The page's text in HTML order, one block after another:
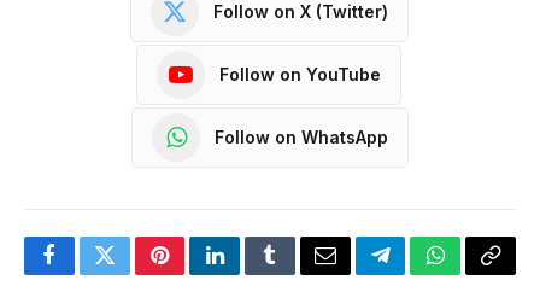
Follow on X (Twitter)
Follow on YouTube
Follow on WhatsApp
FacebookTwitterPinterestLinkedInTumblrEmailTelegramWhatsApp
Copy